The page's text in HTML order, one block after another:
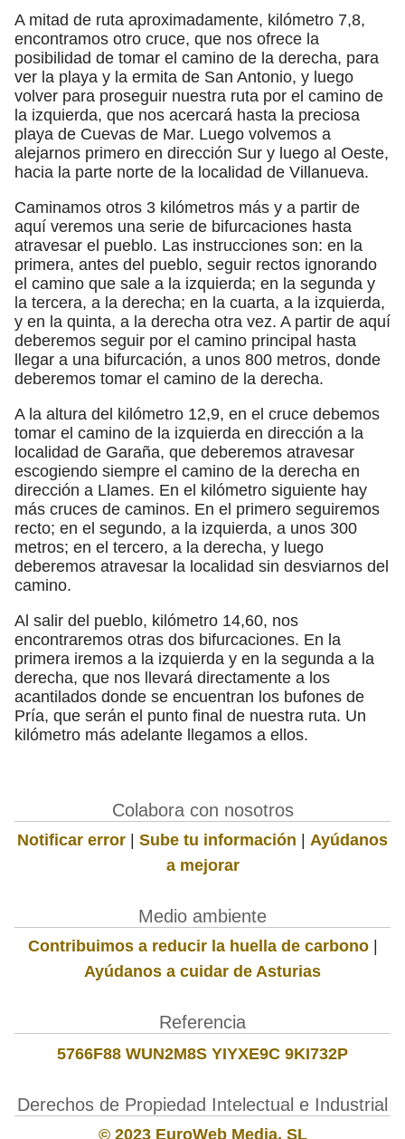
A mitad de ruta aproximadamente, kilómetro 7,8,
encontramos otro cruce, que nos ofrece la
posibilidad de tomar el camino de la derecha, para
ver la playa y la ermita de San Antonio, y luego
volver para proseguir nuestra ruta por el camino de
la izquierda, que nos acercará hasta la preciosa
playa de Cuevas de Mar. Luego volvemos a
alejarnos primero en dirección Sur y luego al Oeste,
hacia la parte norte de la localidad de Villanueva.
Caminamos otros 3 kilómetros más y a partir de
aquí veremos una serie de bifurcaciones hasta
atravesar el pueblo. Las instrucciones son: en la
primera, antes del pueblo, seguir rectos ignorando
el camino que sale a la izquierda; en la segunda y
la tercera, a la derecha; en la cuarta, a la izquierda,
y en la quinta, a la derecha otra vez. A partir de aquí
deberemos seguir por el camino principal hasta
llegar a una bifurcación, a unos 800 metros, donde
deberemos tomar el camino de la derecha.
A la altura del kilómetro 12,9, en el cruce debemos
tomar el camino de la izquierda en dirección a la
localidad de Garaña, que deberemos atravesar
escogiendo siempre el camino de la derecha en
dirección a Llames. En el kilómetro siguiente hay
más cruces de caminos. En el primero seguiremos
recto; en el segundo, a la izquierda, a unos 300
metros; en el tercero, a la derecha, y luego
deberemos atravesar la localidad sin desviarnos del
camino.
Al salir del pueblo, kilómetro 14,60, nos
encontraremos otras dos bifurcaciones. En la
primera iremos a la izquierda y en la segunda a la
derecha, que nos llevará directamente a los
acantilados donde se encuentran los bufones de
Pría, que serán el punto final de nuestra ruta. Un
kilómetro más adelante llegamos a ellos.
Colabora con nosotros
Notificar error | Sube tu información | Ayúdanos
a mejorar
Medio ambiente
Contribuimos a reducir la huella de carbono|
Ayúdanos a cuidar de Asturias
Referencia
5766F88 WUN2M8S YIYXE9C 9KI732P
Derechos de Propiedad Intelectual e Industrial
© 2023 EuroWeb Media, SL